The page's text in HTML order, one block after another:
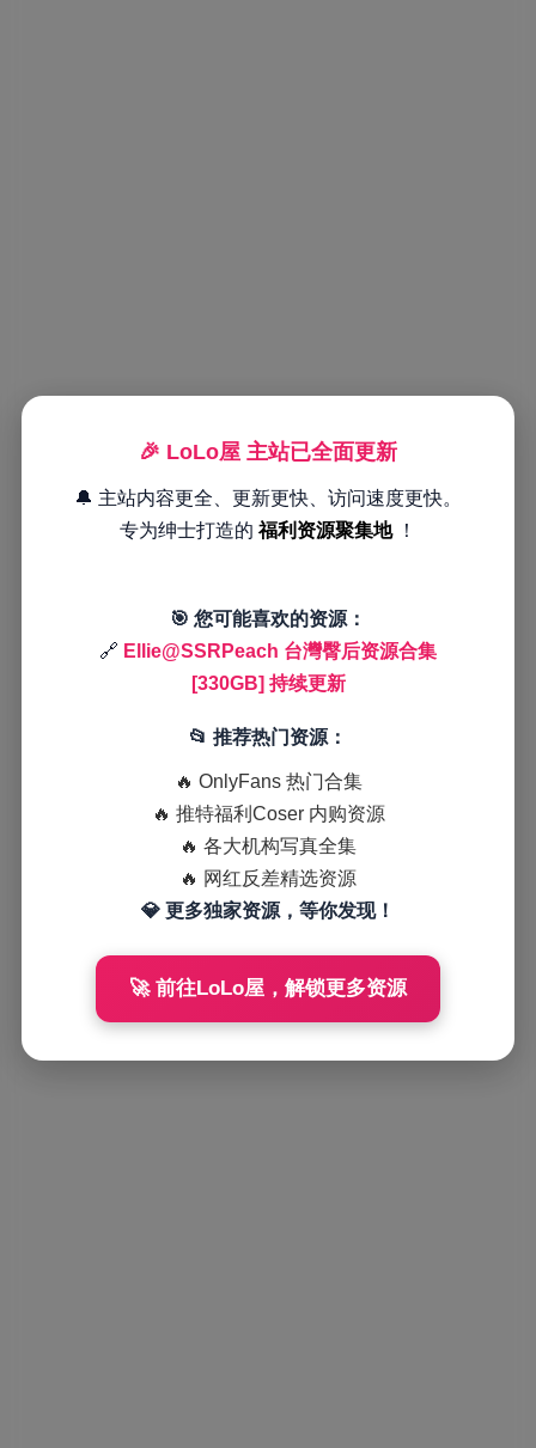
🎉 LoLo屋 主站已全面更新
🔔 主站内容更全、更新更快、访问速度更快。
专为绅士打造的福利资源聚集地 ！
🎯 您可能喜欢的资源：
🔗 Ellie@SSRPeach 台灣臀后资源合集
[330GB] 持续更新
📂 推荐热门资源：
🔥 OnlyFans 热门合集
🔥 推特福利Coser 内购资源
🔥 各大机构写真全集
🔥 网红反差精选资源
💎 更多独家资源，等你发现！
🚀 前往LoLo屋，解锁更多资源